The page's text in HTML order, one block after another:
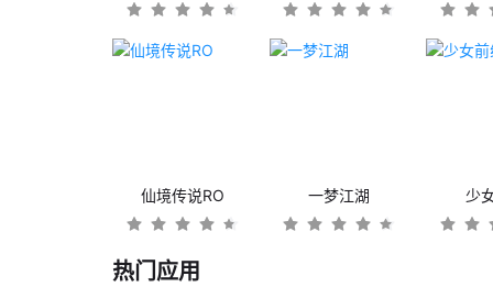
仙境传说RO 一梦江湖 少
热门应用